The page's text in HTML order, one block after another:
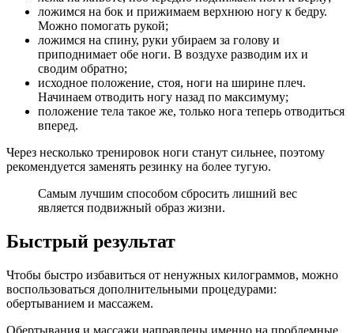
ложимся на бок и прижимаем верхнюю ногу к бедру.
Можно помогать рукой;
ложимся на спину, руки убираем за голову и
приподнимает обе ноги. В воздухе разводим их и
сводим обратно;
исходное положение, стоя, ноги на ширине плеч.
Начинаем отводить ногу назад по максимуму;
положение тела такое же, только нога теперь отводиться
вперед.
Через несколько тренировок ноги станут сильнее, поэтому
рекомендуется заменять резинку на более тугую.
Самым лучшим способом сбросить лишний вес
является подвижный образ жизни.
Быстрый результат
Чтобы быстро избавиться от ненужных килограммов, можно
воспользоваться дополнительными процедурами:
обертыванием и массажем.